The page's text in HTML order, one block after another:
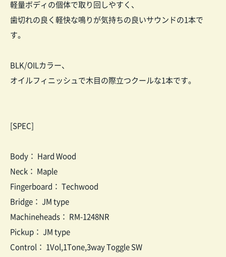
軽量ボディの個体で取り回しやすく、
歯切れの良く軽快な鳴りが気持ちの良いサウンドの1本で
す。
BLK/OILカラー、
オイルフィニッシュで木目の際立つクールな1本です。
[SPEC]
Body： Hard Wood
Neck： Maple
Fingerboard： Techwood
Bridge： JM type
Machineheads： RM-1248NR
Pickup： JM type
Control： 1Vol,1Tone,3way Toggle SW